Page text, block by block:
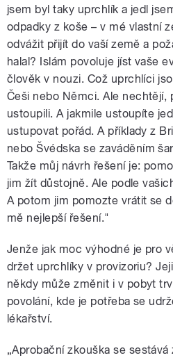
jsem byl taky uprchlík a jedl
odpadky z koše – v mé vlastní
odvážit přijít do vaší země a
halal? Islám povoluje jíst vaše
člověk v nouzi. Což uprchlíci
Češi nebo Němci. Ale nechtějí,
ustoupili. A jakmile ustoupíte
ustupovat pořád. A příklady z
nebo Švédska se zaváděním
Takže můj návrh řešení je:
jim žít důstojně. Ale podle
A potom jim pomozte vrátit se
mě nejlepší řešení."
Jenže jak moc výhodné je pro
držet uprchlíky v provizoriu?
někdy může změnit i v pobyt
povolání, kde je potřeba se
lékařství.
„Aprobační zkouška se